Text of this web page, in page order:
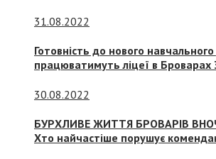
31.08.2022
Готовність до нового
працюватимуть ліцеї в Броварах
30.08.2022
БУРХЛИВЕ ЖИТТЯ БРОВАРІВ
Хто найчастіше порушує